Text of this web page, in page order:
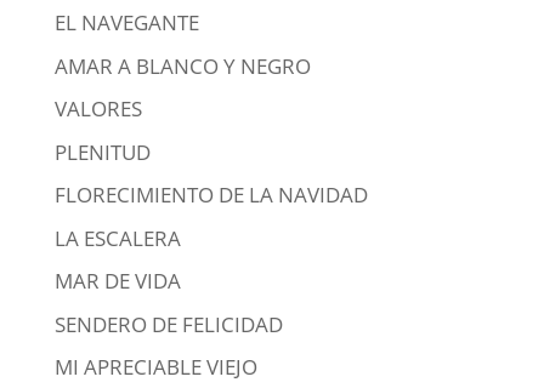
EL NAVEGANTE
AMAR A BLANCO Y NEGRO
VALORES
PLENITUD
FLORECIMIENTO DE LA NAVIDAD
LA ESCALERA
MAR DE VIDA
SENDERO DE FELICIDAD
MI APRECIABLE VIEJO